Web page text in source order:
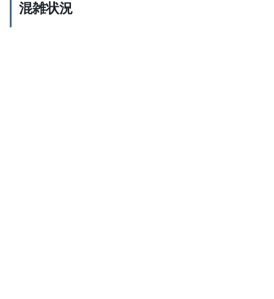
混雑状況